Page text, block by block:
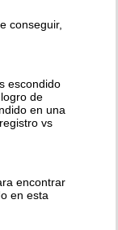
conseguir,
escondido
de
en una
vs
encontrar
en esta